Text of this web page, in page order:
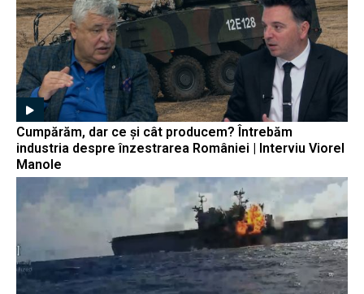
Cumpărăm, dar ce și cât producem? Întrebăm
industria despre înzestrarea României | Interviu Viorel
Manole